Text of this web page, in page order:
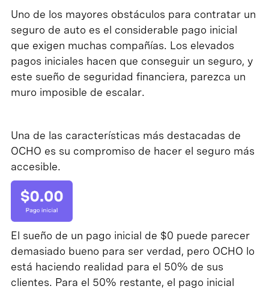
Uno de los mayores obstáculos para contratar un
seguro de auto es el considerable pago inicial
que exigen muchas compañías. Los elevados
pagos iniciales hacen que conseguir un seguro, y
este sueño de seguridad financiera, parezca un
muro imposible de escalar.
Una de las características más destacadas de
OCHO es su compromiso de hacer el seguro más
accesible.
El sueño de un pago inicial de $0 puede parecer
demasiado bueno para ser verdad, pero OCHO lo
está haciendo realidad para el 50% de sus
clientes. Para el 50% restante, el pago inicial